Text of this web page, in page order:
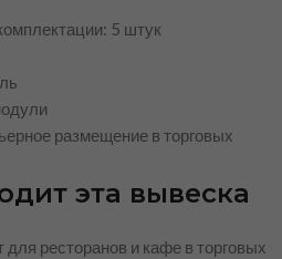
5 штук
размещение в торговых
эта вывеска
ресторанов и кафе в торговых